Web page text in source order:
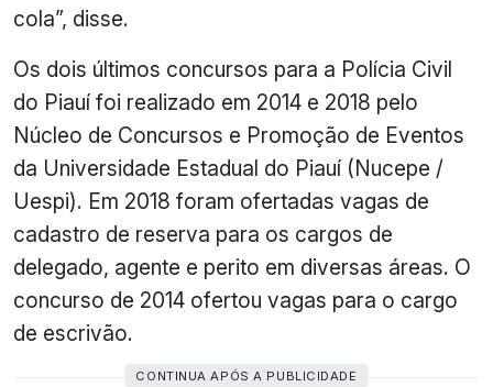
cola”, disse.
Os dois últimos concursos para a Polícia Civil
do Piauí foi realizado em 2014 e 2018 pelo
Núcleo de Concursos e Promoção de Eventos
da Universidade Estadual do Piauí (Nucepe /
Uespi). Em 2018 foram ofertadas vagas de
cadastro de reserva para os cargos de
delegado, agente e perito em diversas áreas. O
concurso de 2014 ofertou vagas para o cargo
de escrivão.
CONTINUA APÓS A PUBLICIDADE